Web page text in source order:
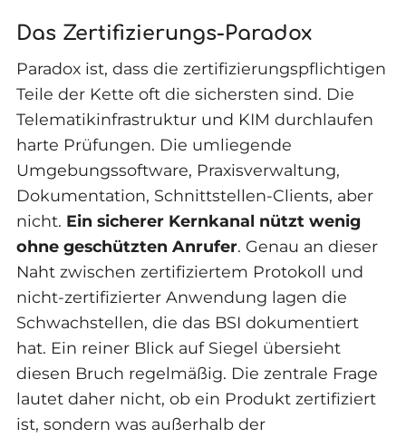
Das Zertifizierungs-Paradox
Paradox ist, dass die zertifizierungspflichtigen
Teile der Kette oft die sichersten sind. Die
Telematikinfrastruktur und KIM durchlaufen
harte Prüfungen. Die umliegende
Umgebungssoftware, Praxisverwaltung,
Dokumentation, Schnittstellen-Clients, aber
nicht. Ein sicherer Kernkanal nützt wenig
ohne geschützten Anrufer. Genau an dieser
Naht zwischen zertifiziertem Protokoll und
nicht-zertifizierter Anwendung lagen die
Schwachstellen, die das BSI dokumentiert
hat. Ein reiner Blick auf Siegel übersieht
diesen Bruch regelmäßig. Die zentrale Frage
lautet daher nicht, ob ein Produkt zertifiziert
ist, sondern was außerhalb der